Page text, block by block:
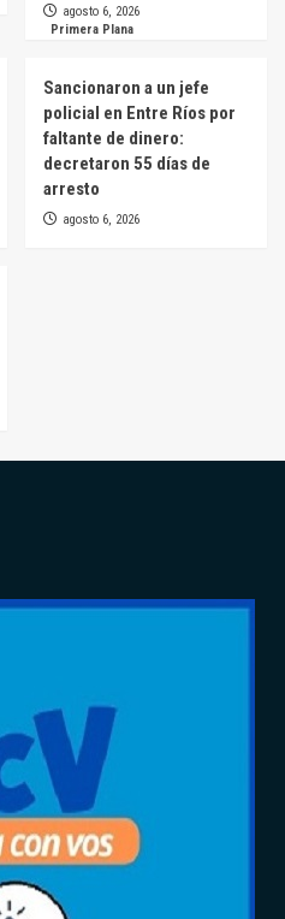
agosto 6, 2026
Primera Plana
Sancionaron a un jefe
policial en Entre Ríos por
faltante de dinero:
decretaron 55 días de
arresto
agosto 6, 2026